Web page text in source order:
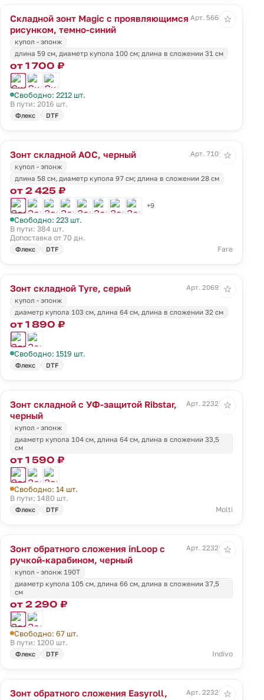
Складной зонт Magic с проявляющимся
рисунком, темно-синий
Арт. 5660.42
купол - эпонж
длина 59 см, диаметр купола 100 см; длина в сложении 31 см
от 1 700 ₽
Свободно: 2212 шт.
В пути: 2016 шт.
Флекс DTF
☆
Зонт складной AOC, черный
Арт. 7106.30
купол - эпонж
длина 58 см, диаметр купола 97 см; длина в сложении 28 см
от 2 425 ₽
+9
Свободно: 223 шт.
В пути: 384 шт.
Допоставка от 70 дн.
Флекс DTF Fare
☆
Зонт складной Tyre, серый
Арт. 20699.10
купол - эпонж
диаметр купола 103 см, длина 64 см, длина в сложении 32 см
от 1 890 ₽
Свободно: 1519 шт.
Флекс DTF
☆
Зонт складной с УФ-защитой Ribstar,
черный
Арт. 22327.30
купол - эпонж
диаметр купола 104 см, длина 64 см, длина в сложении 33,5
см
от 1 590 ₽
Свободно: 14 шт.
В пути: 1480 шт.
Флекс DTF Molti
☆
Зонт обратного сложения inLoop с
ручкой-карабином, черный
Арт. 22329.30
купол - эпонж 190T
диаметр купола 105 см, длина 66 см, длина в сложении 37,5
см
от 2 290 ₽
Свободно: 67 шт.
В пути: 1200 шт.
Флекс DTF Indivo
☆
Зонт обратного сложения Easyroll,
Арт. 22323.30
☆